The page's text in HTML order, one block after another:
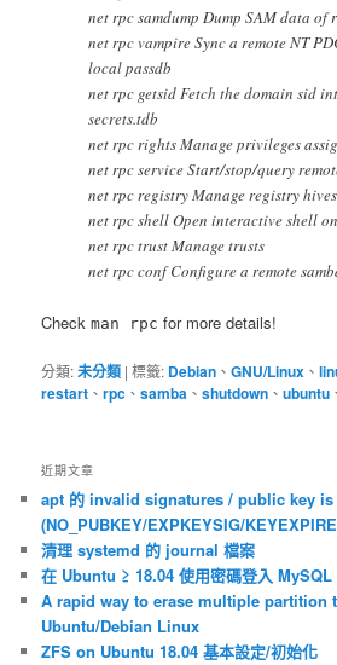
net rpc samdump Dump SAM data of
net rpc vampire Sync a remote NT
local passdb
net rpc getsid Fetch the domain sid
secrets.tdb
net rpc rights Manage privileges
net rpc service Start/stop/query
net rpc registry Manage registry hives
net rpc shell Open interactive shell
net rpc trust Manage trusts
net rpc conf Configure a remote
Checkman rpc for more details!
分類:未分類 |標籤: Debian 、GNU/Linux 、
restart 、rpc 、samba 、shutdown 、ubuntu
近期文章
apt 的 invalid signatures / public key
(NO_PUBKEY/EXPKEYSIG/
清理 systemd 的 journal 檔案
在 Ubuntu ≥ 18.04 使用密碼登入 MySQL
A rapid way to erase multiple partition
Ubuntu/Debian Linux
ZFS on Ubuntu 18.04 基本設定/初始化